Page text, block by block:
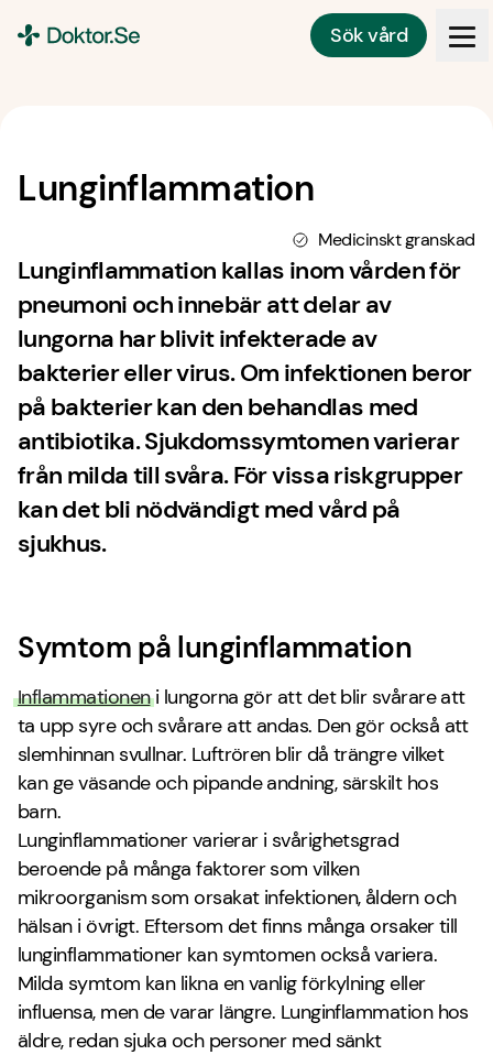
Sök vård
Lunginflammation
Medicinskt granskad
Lunginflammation kallas inom vården för
pneumoni och innebär att delar av
lungorna har blivit infekterade av
bakterier eller virus. Om infektionen beror
på bakterier kan den behandlas med
antibiotika. Sjukdomssymtomen varierar
från milda till svåra. För vissa riskgrupper
kan det bli nödvändigt med vård på
sjukhus.
Symtom på lunginflammation
Inflammationeni lungorna gör att det blir svårare att
ta upp syre och svårare att andas. Den gör också att
slemhinnan svullnar. Luftrören blir då trängre vilket
kan ge väsande och pipande andning, särskilt hos
barn.
Lunginflammationer varierar i svårighetsgrad
beroende på många faktorer som vilken
mikroorganism som orsakat infektionen, åldern och
hälsan i övrigt. Eftersom det finns många orsaker till
lunginflammationer kan symtomen också variera.
Milda symtom kan likna en vanlig förkylning eller
influensa, men de varar längre. Lunginflammation hos
äldre, redan sjuka och personer med sänkt